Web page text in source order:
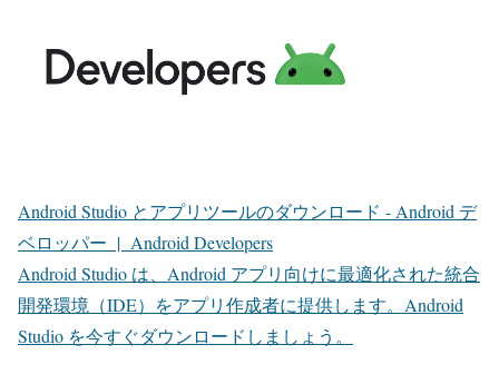
Android Studio とアプリツールのダウンロード - Android デ
ベロッパー | Android Developers
Android Studio は、Android アプリ向けに最適化された統合
開発環境（IDE）をアプリ作成者に提供します。Android
Studio を今すぐダウンロードしましょう。